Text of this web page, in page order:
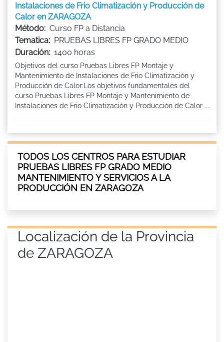
Instalaciones de Frio Climatización y Producción de
Calor en ZARAGOZA
Método: Curso FP a Distancia
Tematica: PRUEBAS LIBRES FP GRADO MEDIO
Duración: 1400 horas
Objetivos del curso Pruebas Libres FP Montaje y
Mantenimiento de Instalaciones de Frio Climatización y
Producción de Calor:Los objetivos fundamentales del
curso Pruebas Libres FP Montaje y Mantenimiento de
Instalaciones de Frio Climatización y Producción de Calor ...
TODOS LOS CENTROS PARA ESTUDIAR
PRUEBAS LIBRES FP GRADO MEDIO
MANTENIMIENTO Y SERVICIOS A LA
PRODUCCIÓN EN ZARAGOZA
Localización de la Provincia
de ZARAGOZA